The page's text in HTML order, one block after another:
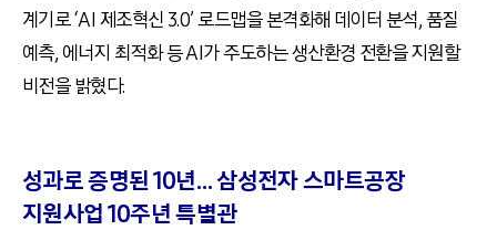
계기로 ‘AI 제조혁신 3.0’ 로드맵을 본격화해 데이터 분석, 품질
예측, 에너지 최적화 등 AI가 주도하는 생산환경 전환을 지원할
비전을 밝혔다.
성과로 증명된 10년… 삼성전자 스마트공장
지원사업 10주년 특별관